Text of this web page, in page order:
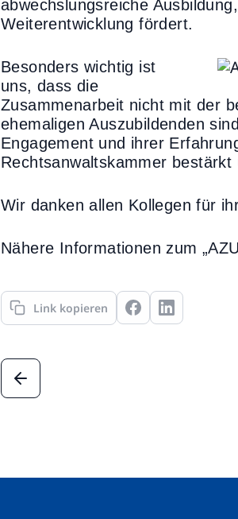
abwechslungsreiche
Weiterentwicklung fördert.
Besonders wichtig ist
uns, dass die
Zusammenarbeit nicht mit der
ehemaligen Auszubildenden
Engagement und ihrer
Rechtsanwaltskammer
Wir danken allen Kollegen für
Nähere Informationen zum
Link kopieren